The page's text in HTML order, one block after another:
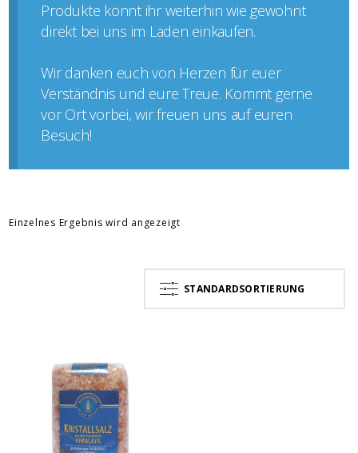
Produkte könnt ihr weiterhin wie gewohnt
direkt bei uns im Laden einkaufen.
Wir danken euch von Herzen für euer
Verständnis und eure Treue. Kommt gerne
vor Ort vorbei, wir freuen uns auf euren
Besuch!
Einzelnes Ergebnis wird angezeigt
STANDARDSORTIERUNG